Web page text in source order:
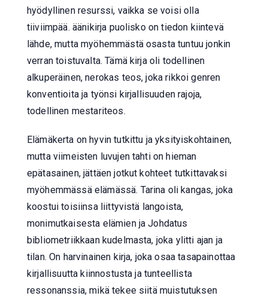
hyödyllinen resurssi, vaikka se voisi olla
tiiviimpää. äänikirja puolisko on tiedon kiintevä
lähde, mutta myöhemmästä osasta tuntuu jonkin
verran toistuvalta. Tämä kirja oli todellinen
alkuperäinen, nerokas teos, joka rikkoi genren
konventioita ja työnsi kirjallisuuden rajoja,
todellinen mestariteos.
Elämäkerta on hyvin tutkittu ja yksityiskohtainen,
mutta viimeisten luvujen tahti on hieman
epätasainen, jättäen jotkut kohteet tutkittavaksi
myöhemmässä elämässä. Tarina oli kangas, joka
koostui toisiinsa liittyvistä langoista,
monimutkaisesta elämien ja Johdatus
bibliometriikkaan kudelmasta, joka ylitti ajan ja
tilan. On harvinainen kirja, joka osaa tasapainottaa
kirjallisuutta kiinnostusta ja tunteellista
ressonanssia, mikä tekee siitä muistutuksen